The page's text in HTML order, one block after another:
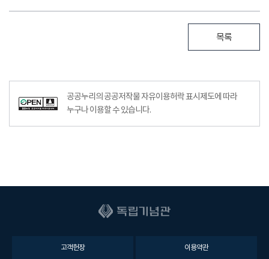
목록
공공누리의 공공저작물 자유이용허락 표시제도에 따라
누구나 이용할 수 있습니다.
고객헌장 이용약관